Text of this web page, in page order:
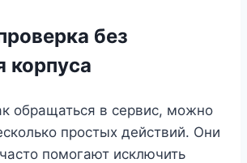
без
корпуса
обращаться в сервис, можно
простых действий. Они
помогают исключить